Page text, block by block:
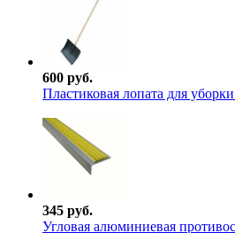
600 руб.
Пластиковая лопата для
345 руб.
Угловая алюминиевая